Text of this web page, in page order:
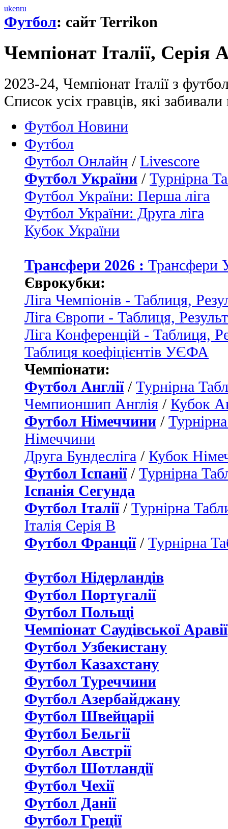
ukenru
Футбол: сайт Terrikon
Чемпіонат Італії, Серія
2023-24, Чемпіонат Італії з
Список усіх гравців, які
Футбол Новини
Футбол
Футбол Онлайн / Livescore
Футбол України / Турнірна
Футбол України: Перша ліга
Футбол України: Друга ліга
Кубок України
Трансфери 2026 : Трансфери
Єврокубки:
Ліга Чемпіонів - Таблиця,
Ліга Європи - Таблиця,
Ліга Конференцій - Таблиця,
Таблиця коефіцієнтів УЄФА
Чемпіонати:
Футбол Англії/ Турнірна
Чемпионшип Англія / Кубок
Футбол Німеччини /
Німеччини
Друга Бундесліга / Кубок
Футбол Іспанії/ Турнірна
Іспанія Сегунда
Футбол Італії/ Турнірна
Італія Серія B
Футбол Франції/ Турнірна
Футбол Нідерландiв
Футбол Португалії
Футбол Польщі
Чемпіонат Саудівської Аравії
Футбол Узбекистану
Футбол Казахстану
Футбол Туреччини
Футбол Азербайджану
Футбол Швейцаріі
Футбол Бельгії
Футбол Австрії
Футбол Шотландії
Футбол Чехії
Футбол Данії
Футбол Греції